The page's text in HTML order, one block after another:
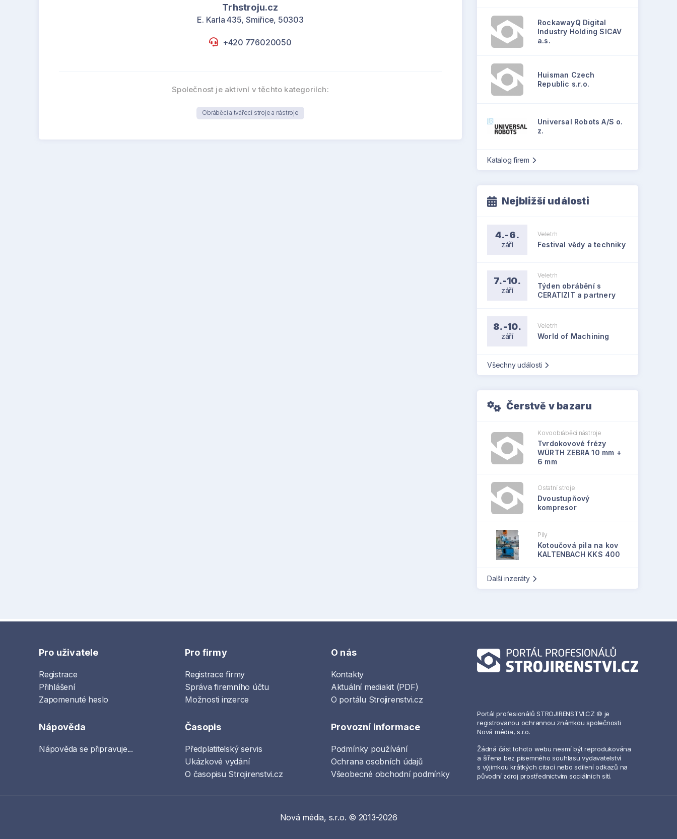
Trhstroju.cz
E. Karla 435, Smiřice, 50303
+420 776020050
Společnost je aktivní v těchto kategoriích:
Obráběcí a tvářecí stroje a nástroje
RockawayQ Digital
Industry Holding SICAV
a.s.
Huisman Czech
Republic s.r.o.
Universal Robots A/S o.
z.
Katalog firem
Nejbližší události
4.-6.
září
Veletrh
Festival vědy a techniky
7.-10.
září
Veletrh
Týden obrábění s
CERATIZIT a partnery
8.-10.
září
Veletrh
World of Machining
Všechny události
Čerstvě v bazaru
Kovoobráběcí nástroje
Tvrdokovové frézy
WÜRTH ZEBRA 10 mm +
6 mm
Ostatní stroje
Dvoustupňový
kompresor
Pily
Kotoučová pila na kov
KALTENBACH KKS 400
Další inzeráty
Pro uživatele
Registrace
Přihlášení
Zapomenuté heslo
Pro firmy
Registrace firmy
Správa firemního účtu
Možnosti inzerce
O nás
Kontakty
Aktuální mediakit (PDF)
O portálu Strojirenstvi.cz
Nápověda
Nápověda se připravuje...
Časopis
Předplatitelský servis
Ukázkové vydání
O časopisu Strojirenstvi.cz
Provozní informace
Podmínky používání
Ochrana osobních údajů
Všeobecné obchodní podmínky
Portál profesionálů STROJIRENSTVI.CZ © je
registrovanou ochrannou známkou společnosti
Nová média, s.r.o.
Žádná část tohoto webu nesmí být reprodukována
a šířena bez písemného souhlasu vydavatelství
s výjimkou krátkých citací nebo sdílení odkazů na
původní zdroj prostřednictvím sociálních sítí.
Nová média, s.r.o. © 2013-2026